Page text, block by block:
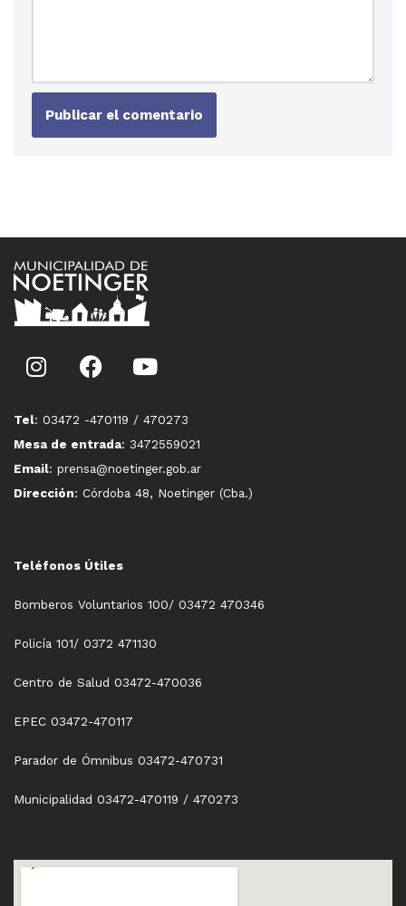
Tel: 03472 -470119 / 470273
Mesa de entrada: 3472559021
Email: prensa@noetinger.gob.ar
Dirección: Córdoba 48, Noetinger (Cba.)
Teléfonos Útiles
Bomberos Voluntarios 100/ 03472 470346
Policía 101/ 0372 471130
Centro de Salud 03472-470036
EPEC 03472-470117
Parador de Ómnibus 03472-470731
Municipalidad 03472-470119 / 470273